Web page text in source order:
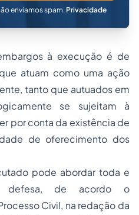
enviamos spam. Privacidade
à execução é de
atuam como uma ação
tanto que autuados em
se sujeitam à
por conta da existência de
de oferecimento dos
pode abordar toda e
defesa, de acordo o
Civil, na redação da